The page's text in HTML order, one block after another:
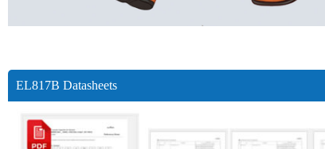
EL817B Datasheets